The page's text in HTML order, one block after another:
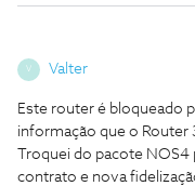
V Valter
Este router é bloqueado
informação que o Router
Troquei do pacote NOS4
contrato e nova